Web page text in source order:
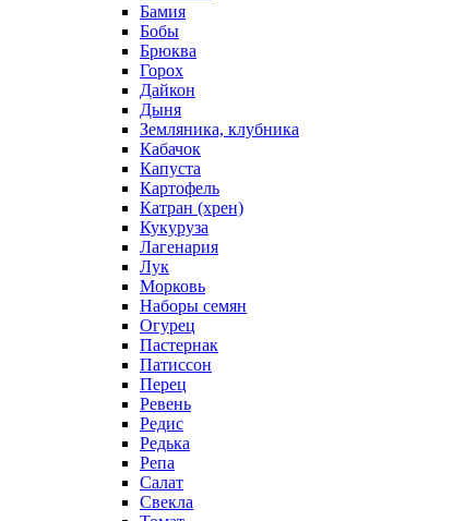
Бамия
Бобы
Брюква
Горох
Дайкон
Дыня
Земляника, клубника
Кабачок
Капуста
Картофель
Катран (хрен)
Кукуруза
Лагенария
Лук
Морковь
Наборы семян
Огурец
Пастернак
Патиссон
Перец
Ревень
Редис
Редька
Репа
Салат
Свекла